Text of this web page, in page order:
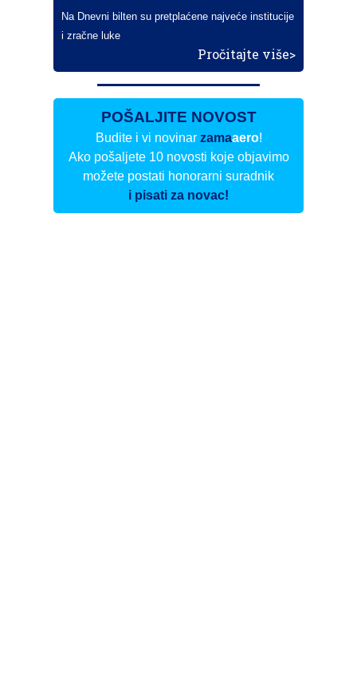
Na Dnevni bilten su pretplaćene najveće institucije
i zračne luke
Pročitajte više>
POŠALJITE NOVOST
Budite i vi novinar zamaaero!
Ako pošaljete 10 novosti koje objavimo
možete postati honorarni suradnik
i pisati za novac!